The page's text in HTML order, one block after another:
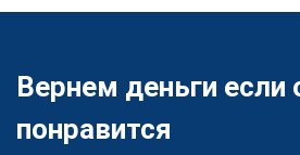
Вернем деньги если
понравится